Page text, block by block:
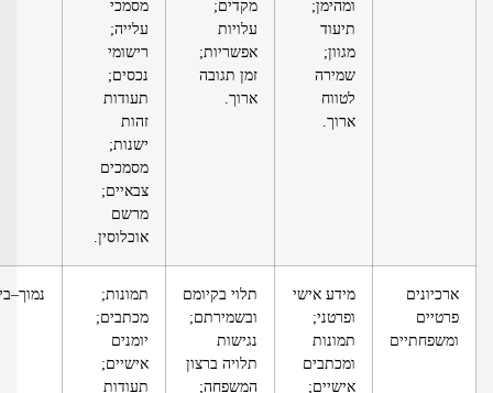
ומהימן;
שמירה
מקדים;
אפשריות;
זמן תגובה
רישומי
נכסים;
תעודות
מסמכים
צבאיים;
אוכלוסין.
מידע אישי
ופרטני;
תמונות
ומכתבים
אישיים;
תלוי בקיומם
ובשמירתם;
נגישות
תלויה ברצון
המשפחה;
תמונות;
מכתבים;
אישיים;
תעודות
נמוך–בינוני